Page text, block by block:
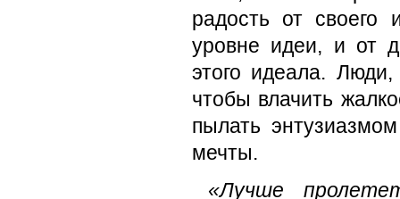
радость от своего
уровне идеи, и от
этого идеала.
чтобы влачить
пылать
мечты.
«Лучше